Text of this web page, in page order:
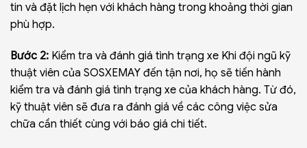
tin và đặt lịch hẹn với khách hàng trong khoảng thời gian
phù hợp.
Bước 2: Kiểm tra và đánh giá tình trạng xe Khi đội ngũ kỹ
thuật viên của SOSXEMAY đến tận nơi, họ sẽ tiến hành
kiểm tra và đánh giá tình trạng xe của khách hàng. Từ đó,
kỹ thuật viên sẽ đưa ra đánh giá về các công việc sửa
chữa cần thiết cùng với báo giá chi tiết.